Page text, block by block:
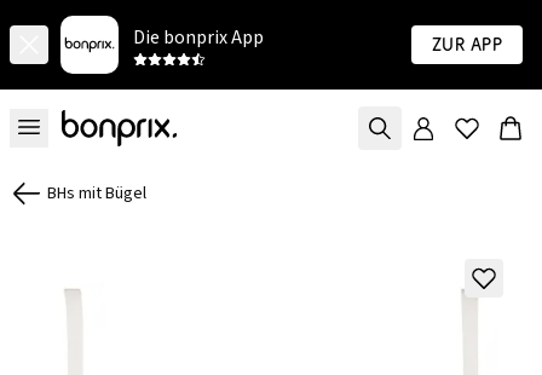
Die bonprix App Zur App
BHs mit Bügel